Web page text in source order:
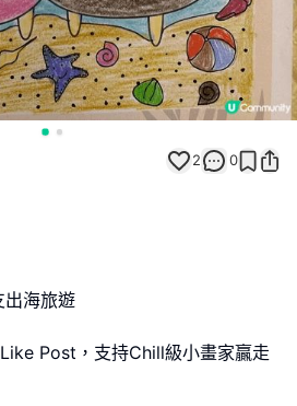
2 0
出海旅遊
Post，支持Chill級小畫家贏走